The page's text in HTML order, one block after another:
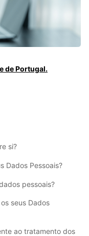
de Portugal.
si?
Dados Pessoais?
pessoais?
seus Dados
ao tratamento dos